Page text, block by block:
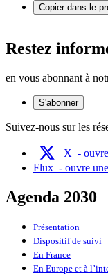
Copier dans le
Restez
en vous abonnant à
S'abonner
Suivez-nous sur les
X -
Flux - ouvre
Agenda 2030
Présentation
Dispositif de suivi
En France
En Europe et à